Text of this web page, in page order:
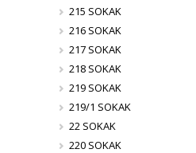
215 SOKAK
216 SOKAK
217 SOKAK
218 SOKAK
219 SOKAK
219/1 SOKAK
22 SOKAK
220 SOKAK